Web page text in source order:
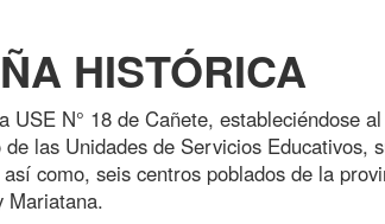
HISTÓRICA
N° 18 de Cañete, estableciéndose
las Unidades de Servicios Educativos,
como, seis centros poblados de la
Mariatana.